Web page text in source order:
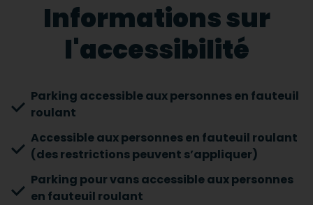
Informations sur
l'accessibilité
Parking accessible aux personnes en fauteuil
roulant
Accessible aux personnes en fauteuil roulant
(des restrictions peuvent s’appliquer)
Parking pour vans accessible aux personnes
en fauteuil roulant